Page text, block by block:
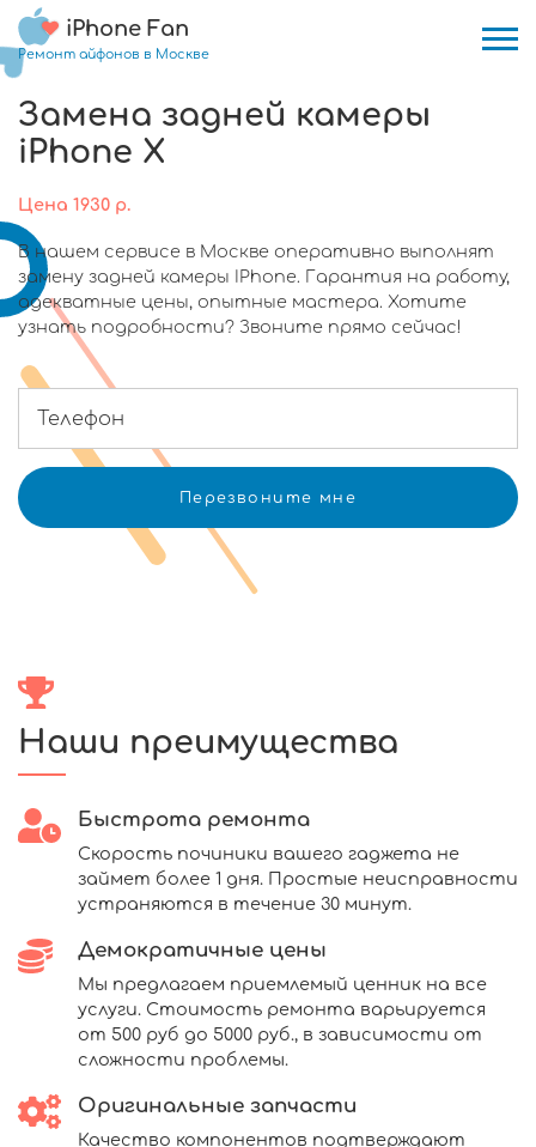
iPhone Fan
Ремонт айфонов в Москве
Замена задней камеры
iPhone X
Цена 1930 р.
В нашем сервисе в Москве оперативно выполнят
замену задней камеры IPhone. Гарантия на работу,
адекватные цены, опытные мастера. Хотите
узнать подробности? Звоните прямо сейчас!
Наши преимущества
Быстрота ремонта
Скорость починики вашего гаджета не
займет более 1 дня. Простые неисправности
устраняются в течение 30 минут.
Демократичные цены
Мы предлагаем приемлемый ценник на все
услуги. Стоимость ремонта варьируется
от 500 руб до 5000 руб., в зависимости от
сложности проблемы.
Оригинальные запчасти
Качество компонентов подтверждают